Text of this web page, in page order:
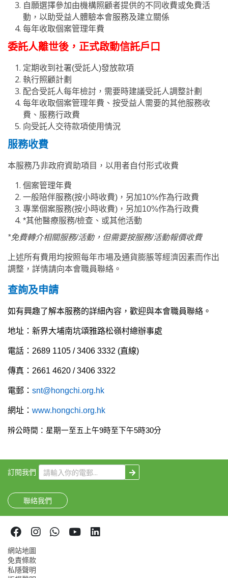
自願選擇參加由機構照顧者提供的不同收費或免費活
動，以助受益人體驗本會服務及建立關係
每年收取個案管理年費
委託人離世後，正式啟動信託戶口
定期收到社署(受託人)發放款項
執行照顧計劃
配合受託人每年檢討，需要時建議受託人調整計劃
每年收取個案管理年費、按受益人需要的其他服務收
費、服務行政費
向受託人交待款項使用情況
服務收費
本服務乃非政府資助項目，以用者自付形式收費
個案管理年費
一般陪伴服務(按小時收費) ，另加10%作為行政費
專業個案服務(按小時收費) ，另加10%作為行政費
*其他醫療服務/檢查、或其他活動
*免費轉介相關服務/活動，但需要按服務/活動報價收費
上述所有費用均按照每年市場及通貨膨脹等經濟因素而作出
調整，詳情請向本會職員聯絡。
查詢及申請
如有興趣了解本服務的詳細內容，歡迎與本會職員聯絡。
地址：新界大埔南坑頌雅路松嶺村總辦事處
電話：2689 1105 / 3406 3332 (直線)
傳真：2661 4620 / 3406 3322
電郵： snt@hongchi.org.hk
網址： www.hongchi.org.hk
辨公時間：星期一至五上午9時至下午5時30分
訂閱我們
聯絡我們
網站地圖
免責條款
私隱聲明